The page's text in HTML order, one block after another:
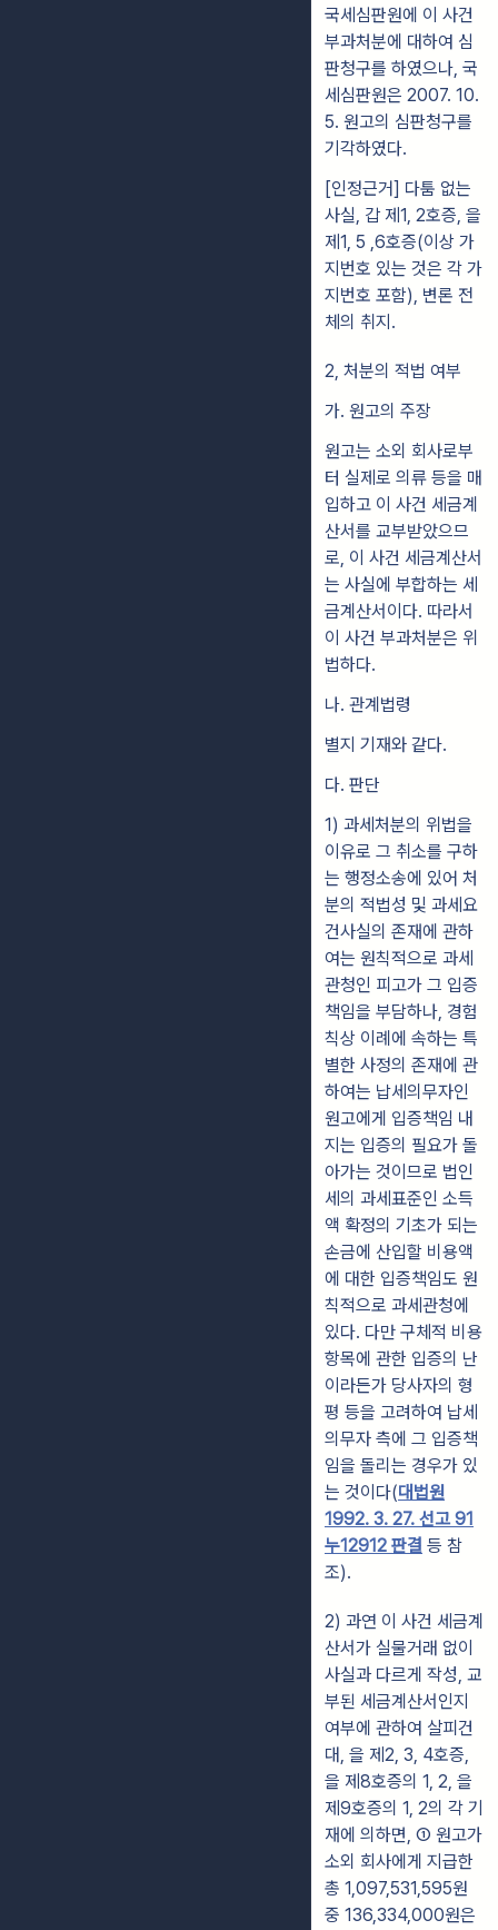
국세심판원에 이 사건
부과처분에 대하여 심
판청구를 하였으나, 국
세심판원은 2007. 10.
5. 원고의 심판청구를
기각하였다.
[인정근거] 다툼 없는
사실, 갑 제1, 2호증, 을
제1, 5 ,6호증(이상 가
지번호 있는 것은 각 가
지번호 포함), 변론 전
체의 취지.
2, 처분의 적법 여부
가. 원고의 주장
원고는 소외 회사로부
터 실제로 의류 등을 매
입하고 이 사건 세금계
산서를 교부받았으므
로, 이 사건 세금계산서
는 사실에 부합하는 세
금계산서이다. 따라서
이 사건 부과처분은 위
법하다.
나. 관계법령
별지 기재와 같다.
다. 판단
1) 과세처분의 위법을
이유로 그 취소를 구하
는 행정소송에 있어 처
분의 적법성 및 과세요
건사실의 존재에 관하
여는 원칙적으로 과세
관청인 피고가 그 입증
책임을 부담하나, 경험
칙상 이례에 속하는 특
별한 사정의 존재에 관
하여는 납세의무자인
원고에게 입증책임 내
지는 입증의 필요가 돌
아가는 것이므로 법인
세의 과세표준인 소득
액 확정의 기초가 되는
손금에 산입할 비용액
에 대한 입증책임도 원
칙적으로 과세관청에
있다. 다만 구체적 비용
항목에 관한 입증의 난
이라든가 당사자의 형
평 등을 고려하여 납세
의무자 측에 그 입증책
임을 돌리는 경우가 있
는 것이다(대법원
1992. 3. 27. 선고 91
누12912 판결 등 참
조).
2) 과연 이 사건 세금계
산서가 실물거래 없이
사실과 다르게 작성, 교
부된 세금계산서인지
여부에 관하여 살피건
대, 을 제2, 3, 4호증,
을 제8호증의 1, 2, 을
제9호증의 1, 2의 각 기
재에 의하면, ① 원고가
소외 회사에게 지급한
총 1,097,531,595원
중 136,334,000원은